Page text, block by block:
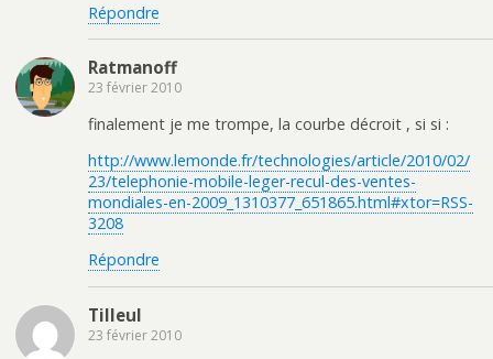
Répondre
Ratmanoff
23 février 2010
finalement je me trompe, la courbe décroit , si si :
http://www.lemonde.fr/technologies/article/2010/02/
23/telephonie-mobile-leger-recul-des-ventes-
mondiales-en-2009_1310377_651865.html#xtor=RSS-
3208
Répondre
Tilleul
23 février 2010